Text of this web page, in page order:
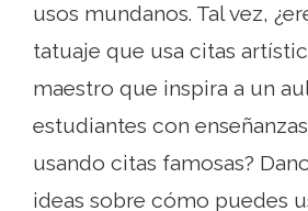
usos mundanos. Tal vez,
tatuaje que usa citas
maestro que inspira a un
estudiantes con
usando citas famosas?
ideas sobre cómo puedes